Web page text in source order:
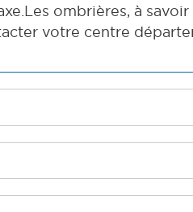
ombrières, à
votre centre